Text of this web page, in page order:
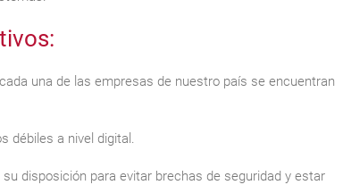
una de las empresas de nuestro país se encuentran
débiles a nivel digital.
disposición para evitar brechas de seguridad y estar